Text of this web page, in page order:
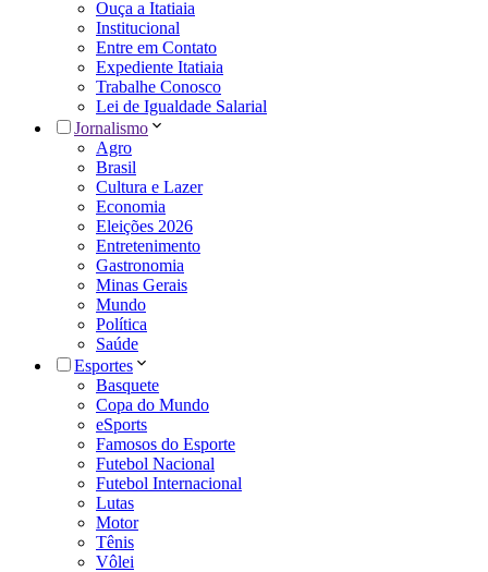
Ouça a Itatiaia
Institucional
Entre em Contato
Expediente Itatiaia
Trabalhe Conosco
Lei de Igualdade Salarial
Jornalismo
Agro
Brasil
Cultura e Lazer
Economia
Eleições 2026
Entretenimento
Gastronomia
Minas Gerais
Mundo
Política
Saúde
Esportes
Basquete
Copa do Mundo
eSports
Famosos do Esporte
Futebol Nacional
Futebol Internacional
Lutas
Motor
Tênis
Vôlei